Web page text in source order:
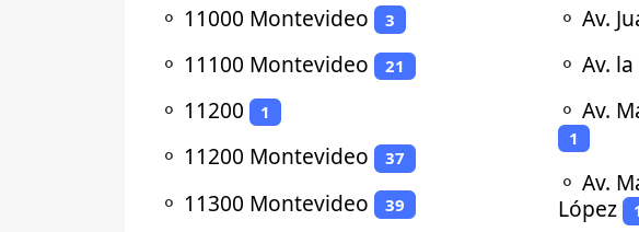
⚬ 11000 Montevideo 3
⚬ 11100 Montevideo 21
⚬ 11200 1
⚬ 11200 Montevideo 37
⚬ 11300 Montevideo 39
⚬ Av.
⚬ Av.
⚬ Av.
1
⚬ Av.
López